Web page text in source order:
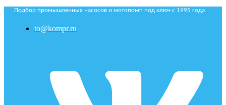
Подбор промышленных насосов и мотопомп под ключ с 1995 года
to@kompr.ru